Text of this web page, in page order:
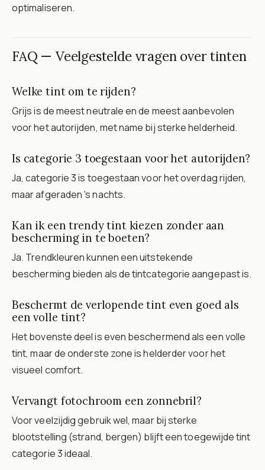
optimaliseren.
FAQ — Veelgestelde vragen over tinten
Welke tint om te rijden?
Grijs is de meest neutrale en de meest aanbevolen
voor het autorijden, met name bij sterke helderheid.
Is categorie 3 toegestaan voor het autorijden?
Ja, categorie 3 is toegestaan voor het overdag rijden,
maar afgeraden 's nachts.
Kan ik een trendy tint kiezen zonder aan
bescherming in te boeten?
Ja. Trendkleuren kunnen een uitstekende
bescherming bieden als de tintcategorie aangepast is.
Beschermt de verlopende tint even goed als
een volle tint?
Het bovenste deel is even beschermend als een volle
tint, maar de onderste zone is helderder voor het
visueel comfort.
Vervangt fotochroom een zonnebril?
Voor veelzijdig gebruik wel, maar bij sterke
blootstelling (strand, bergen) blijft een toegewijde tint
categorie 3 ideaal.